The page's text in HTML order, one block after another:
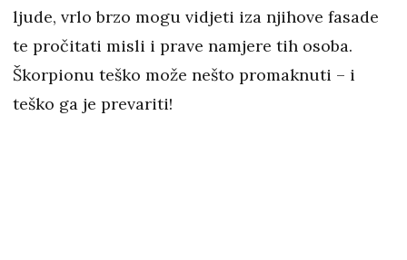
ljude, vrlo brzo mogu vidjeti iza njihove fasade
te pročitati misli i prave namjere tih osoba.
Škorpionu teško može nešto promaknuti – i
teško ga je prevariti!